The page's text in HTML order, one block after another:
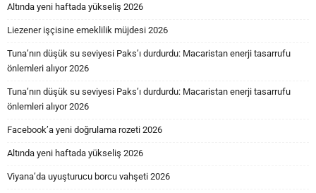
Altında yeni haftada yükseliş 2026
Liezener işçisine emeklilik müjdesi 2026
Tuna’nın düşük su seviyesi Paks’ı durdurdu: Macaristan enerji tasarrufu
önlemleri alıyor 2026
Tuna’nın düşük su seviyesi Paks’ı durdurdu: Macaristan enerji tasarrufu
önlemleri alıyor 2026
Facebook’a yeni doğrulama rozeti 2026
Altında yeni haftada yükseliş 2026
Viyana’da uyuşturucu borcu vahşeti 2026